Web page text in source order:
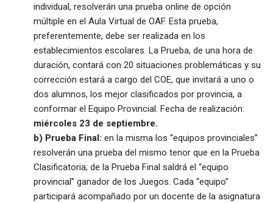
individual, resolverán una prueba online de opción
múltiple en el Aula Virtual de OAF. Esta prueba,
preferentemente, debe ser realizada en los
establecimientos escolares. La Prueba, de una hora de
duración, contará con 20 situaciones problemáticas y su
corrección estará a cargo del COE, que invitará a uno o
dos alumnos, los mejor clasificados por provincia, a
conformar el Equipo Provincial. Fecha de realización:
miércoles 23 de septiembre.
b) Prueba Final: en la misma los “equipos provinciales”
resolverán una prueba del mismo tenor que en la Prueba
Clasificatoria; de la Prueba Final saldrá el “equipo
provincial” ganador de los Juegos. Cada “equipo”
participará acompañado por un docente de la asignatura